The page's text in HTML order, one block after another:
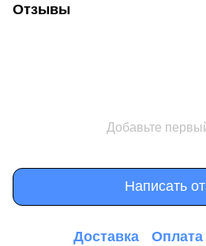
Отзывы
Добавьте
Написать
Доставка Оплата